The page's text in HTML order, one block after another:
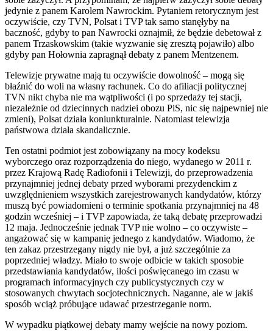
jedynie z panem Karolem Nawrockim. Pytaniem retorycznym jest
oczywiście, czy TVN, Polsat i TVP tak samo stanęłyby na
baczność, gdyby to pan Nawrocki oznajmił, że będzie debetował z
panem Trzaskowskim (takie wyzwanie się zresztą pojawiło) albo
gdyby pan Hołownia zapragnął debaty z panem Mentzenem.
Telewizje prywatne mają tu oczywiście dowolność – mogą się
błaźnić do woli na własny rachunek. Co do afiliacji politycznej
TVN nikt chyba nie ma wątpliwości (i po sprzedaży tej stacji,
niezależnie od dziecinnych nadziei obozu PiS, nic się najpewniej nie
zmieni), Polsat działa koniunkturalnie. Natomiast telewizja
państwowa działa skandalicznie.
Ten ostatni podmiot jest zobowiązany na mocy kodeksu
wyborczego oraz rozporządzenia do niego, wydanego w 2011 r.
przez Krajową Radę Radiofonii i Telewizji, do przeprowadzenia
przynajmniej jednej debaty przed wyborami prezydenckim z
uwzględnieniem wszystkich zarejestrowanych kandydatów, którzy
muszą być powiadomieni o terminie spotkania przynajmniej na 48
godzin wcześniej – i TVP zapowiada, że taką debatę przeprowadzi
12 maja. Jednocześnie jednak TVP nie wolno – co oczywiste –
angażować się w kampanię jednego z kandydatów. Wiadomo, że
ten zakaz przestrzegany nigdy nie był, a już szczególnie za
poprzedniej władzy. Miało to swoje odbicie w takich sposobie
przedstawiania kandydatów, ilości poświęcanego im czasu w
programach informacyjnych czy publicystycznych czy w
stosowanych chwytach socjotechnicznych. Naganne, ale w jakiś
sposób wciąż próbujące udawać przestrzeganie norm.
W wypadku piątkowej debaty mamy wejście na nowy poziom.